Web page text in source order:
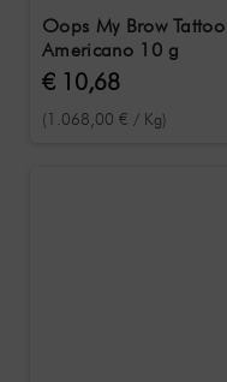
Oops My Brow
Americano 10 g
€ 10,68
(1.068,00 € / Kg)